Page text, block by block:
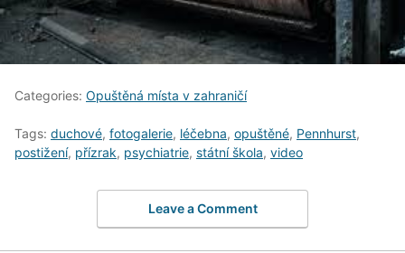
Categories: Opuštěná místa v zahraničí
Tags: duchové, fotogalerie, léčebna, opuštěné, Pennhurst,
postižení, přízrak, psychiatrie, státní škola, video
Leave a Comment